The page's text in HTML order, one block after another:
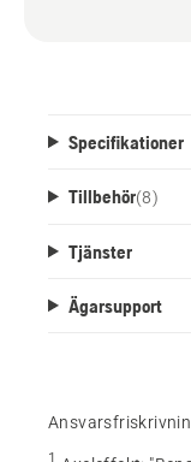
Specifikationer
Tillbehör(8)
Tjänster
Ägarsupport
1